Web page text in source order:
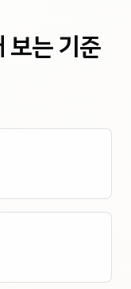
보는 기준